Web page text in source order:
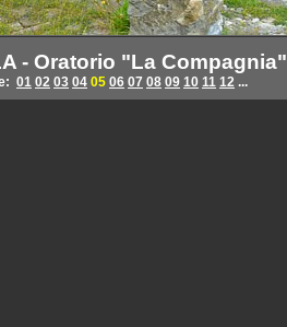
- Oratorio "La Compagnia"
01 02 03 04 05 06 07 08 09 10 11 12 ...